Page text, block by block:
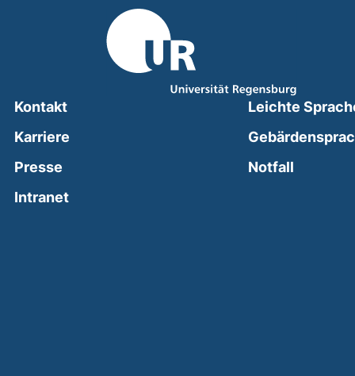
Kontakt
Karriere
Presse
Intranet(external link, opens in a new window)
Leichte
Notfall